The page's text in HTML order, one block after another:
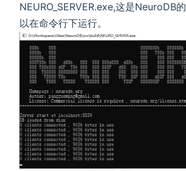
NEURO_SERVER.exe,这是NeuroDB
以在命令行下运行。